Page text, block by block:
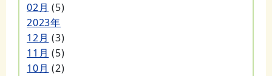
02月 (5)
2023年
12月 (3)
11月 (5)
10月 (2)